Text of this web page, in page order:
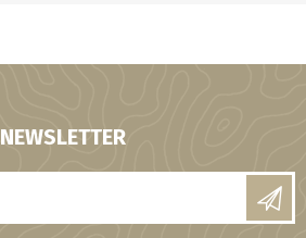
NEWSLETTER